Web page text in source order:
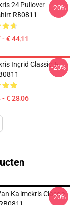
24 Pullover
RB0811
- € 44,11
-20%
Ingrid Classic T-
- € 28,06
-20%
Kallmekris Classic
-20%